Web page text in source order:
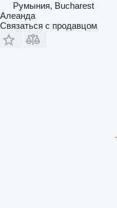
Румыния, Bucharest
Алеанда
Связаться с продавцом